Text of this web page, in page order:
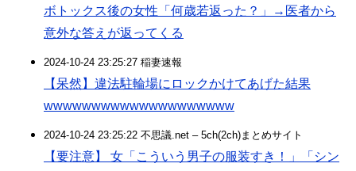
ボトックス後の女性「何歳若返った？」→医者から
意外な答えが返ってくる
2024-10-24 23:25:27 稲妻速報
【呆然】違法駐輪場にロックかけてあげた結果
wwwwwwwwwwwwwwwwwwww
2024-10-24 23:25:22 不思議.net – 5ch(2ch)まとめサイト
【要注意】 女「こういう男子の服装すき！」「シン